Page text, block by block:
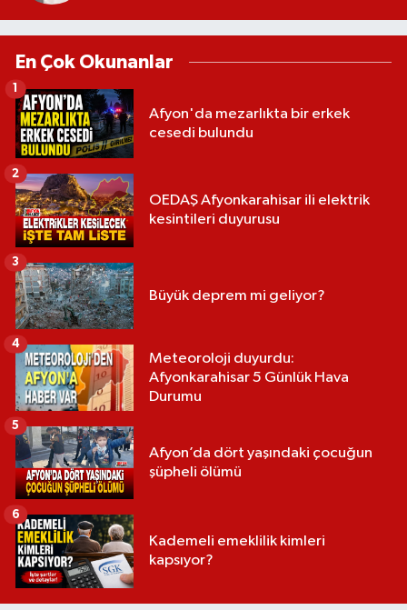
En Çok Okunanlar
Afyon'da mezarlıkta bir erkek
cesedi bulundu
1
OEDAŞ Afyonkarahisar ili elektrik
kesintileri duyurusu
2
Büyük deprem mi geliyor?
3
Meteoroloji duyurdu:
Afyonkarahisar 5 Günlük Hava
Durumu
4
Afyon’da dört yaşındaki çocuğun
şüpheli ölümü
5
Kademeli emeklilik kimleri
kapsıyor?
6